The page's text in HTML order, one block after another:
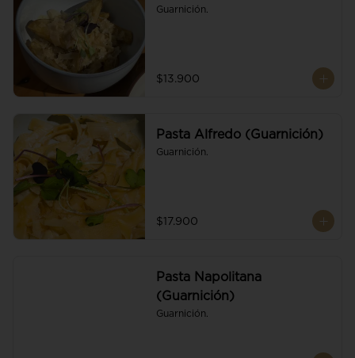
Guarnición.
$13.900
Pasta Alfredo (Guarnición)
Guarnición.
$17.900
Pasta Napolitana
(Guarnición)
Guarnición.